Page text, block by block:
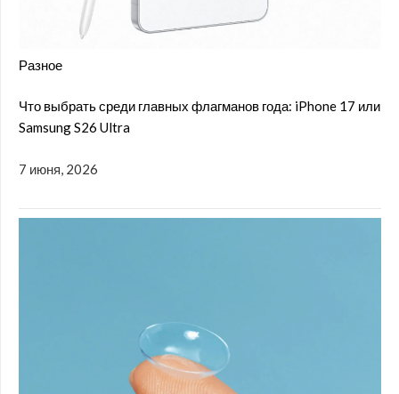
Разное
Что выбрать среди главных флагманов года: iPhone 17 или
Samsung S26 Ultra
7 июня, 2026